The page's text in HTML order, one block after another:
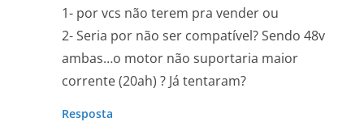
1- por vcs não terem pra vender ou
2- Seria por não ser compatível? Sendo 48v
ambas…o motor não suportaria maior
corrente (20ah) ? Já tentaram?
Resposta